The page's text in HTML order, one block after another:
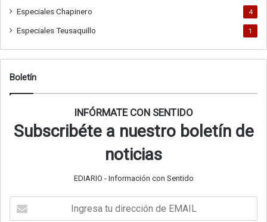
Especiales Chapinero 4
Especiales Teusaquillo 1
Boletín
INFÓRMATE CON SENTIDO
Subscribéte a nuestro boletín de
noticias
EDIARIO - Información con Sentido